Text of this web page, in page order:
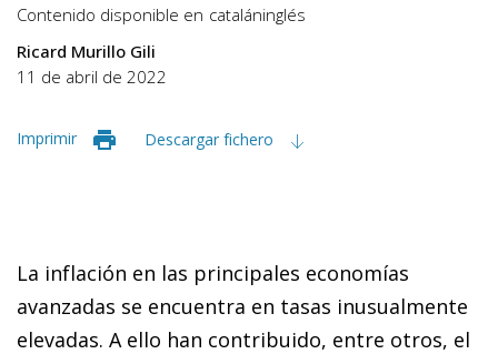
Contenido disponible en cataláninglés
Ricard Murillo Gili
11 de abril de 2022
Imprimir Descargar fichero
La inflación en las principales economías
avanzadas se encuentra en tasas inusualmente
elevadas. A ello han contribuido, entre otros, el